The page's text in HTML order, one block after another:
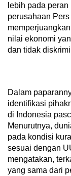
lebih pada
perusahaan
nilai ekonomi
dan tidak
Dalam
identifikasi
di Indonesia
Menurutnya,
pada kondisi
sesuai dengan
mengatakan,
yang sama dari